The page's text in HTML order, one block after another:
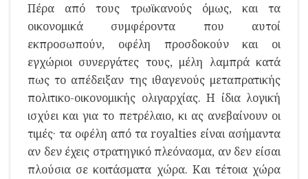
Πέρα από τους τρωϊκανούς όμως, και τα
οικονομικά συμφέροντα που αυτοί
εκπροσωπούν, οφέλη προσδοκούν και οι
εγχώριοι συνεργάτες τους, μέλη λαμπρά κατά
πως το απέδειξαν της ιθαγενούς μεταπρατικής
πολιτικο-οικονομικής ολιγαρχίας. Η ίδια λογική
ισχύει και για το πετρέλαιο, κι ας ανεβαίνουν οι
τιμές· τα οφέλη από τα royalties είναι ασήμαντα
αν δεν έχεις στρατηγικό πλεόνασμα, αν δεν είσαι
πλούσια σε κοιτάσματα χώρα. Και τέτοια χώρα